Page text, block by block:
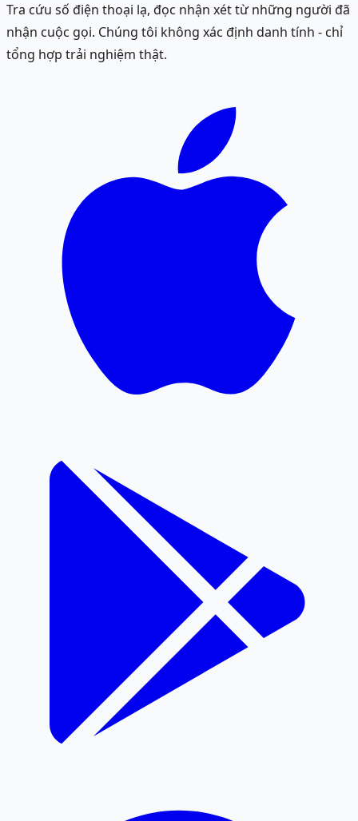
Tra cứu số điện thoại lạ, đọc nhận xét từ những người đã
nhận cuộc gọi. Chúng tôi không xác định danh tính - chỉ
tổng hợp trải nghiệm thật.